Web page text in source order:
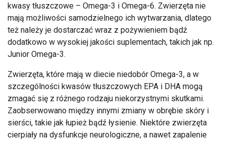
kwasy tłuszczowe – Omega-3 i Omega-6. Zwierzęta nie
mają możliwości samodzielnego ich wytwarzania, dlatego
też należy je dostarczać wraz z pożywieniem bądź
dodatkowo w wysokiej jakości suplementach, takich jak np.
Junior Omega-3.
Zwierzęta, które mają w diecie niedobór Omega-3, a w
szczególności kwasów tłuszczowych EPA i DHA mogą
zmagać się z różnego rodzaju niekorzystnymi skutkami.
Zaobserwowano między innymi zmiany w obrębie skóry i
sierści, takie jak łupież bądź łysienie. Niektóre zwierzęta
cierpiały na dysfunkcje neurologiczne, a nawet zapalenie